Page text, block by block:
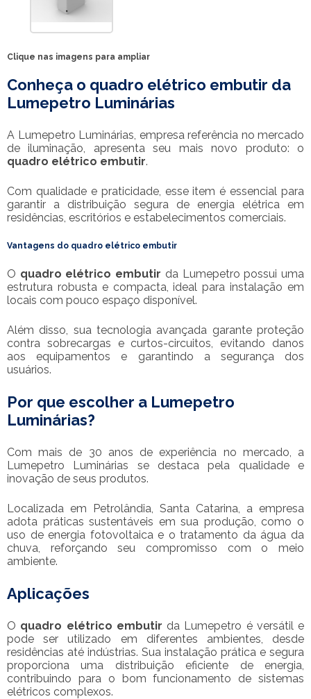
Clique nas imagens para ampliar
Conheça o quadro elétrico embutir da
Lumepetro Luminárias
A Lumepetro Luminárias, empresa referência no mercado
de iluminação, apresenta seu mais novo produto: o
quadro elétrico embutir.
Com qualidade e praticidade, esse item é essencial para
garantir a distribuição segura de energia elétrica em
residências, escritórios e estabelecimentos comerciais.
Vantagens do quadro elétrico embutir
O quadro elétrico embutir da Lumepetro possui uma
estrutura robusta e compacta, ideal para instalação em
locais com pouco espaço disponível.
Além disso, sua tecnologia avançada garante proteção
contra sobrecargas e curtos-circuitos, evitando danos
aos equipamentos e garantindo a segurança dos
usuários.
Por que escolher a Lumepetro
Luminárias?
Com mais de 30 anos de experiência no mercado, a
Lumepetro Luminárias se destaca pela qualidade e
inovação de seus produtos.
Localizada em Petrolândia, Santa Catarina, a empresa
adota práticas sustentáveis em sua produção, como o
uso de energia fotovoltaica e o tratamento da água da
chuva, reforçando seu compromisso com o meio
ambiente.
Aplicações
O quadro elétrico embutir da Lumepetro é versátil e
pode ser utilizado em diferentes ambientes, desde
residências até indústrias. Sua instalação prática e segura
proporciona uma distribuição eficiente de energia,
contribuindo para o bom funcionamento de sistemas
elétricos complexos.